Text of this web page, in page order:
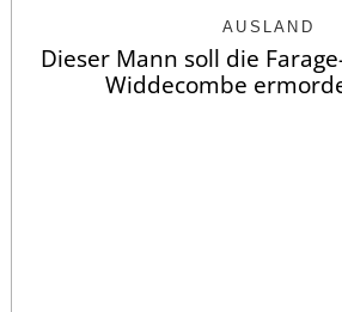
AUSLAND
Dieser Mann soll die
Widdecombe